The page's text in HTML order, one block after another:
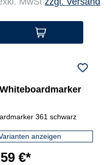
361 schwarz
anzeigen
€*